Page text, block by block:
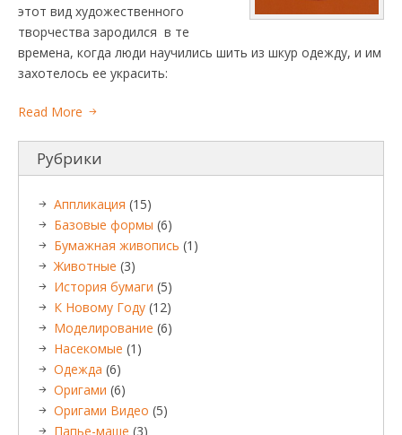
этот вид художественного
творчества зародился в те
времена, когда люди научились шить из шкур одежду, и им
захотелось ее украсить:
Read More
Рубрики
Аппликация (15)
Базовые формы (6)
Бумажная живопись (1)
Животные (3)
История бумаги (5)
К Новому Году (12)
Моделирование (6)
Насекомые (1)
Одежда (6)
Оригами (6)
Оригами Видео (5)
Папье-маше (3)